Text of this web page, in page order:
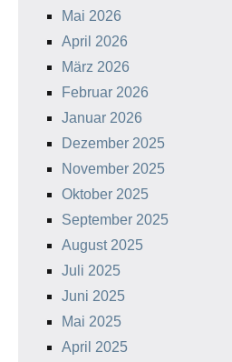
Mai 2026
April 2026
März 2026
Februar 2026
Januar 2026
Dezember 2025
November 2025
Oktober 2025
September 2025
August 2025
Juli 2025
Juni 2025
Mai 2025
April 2025